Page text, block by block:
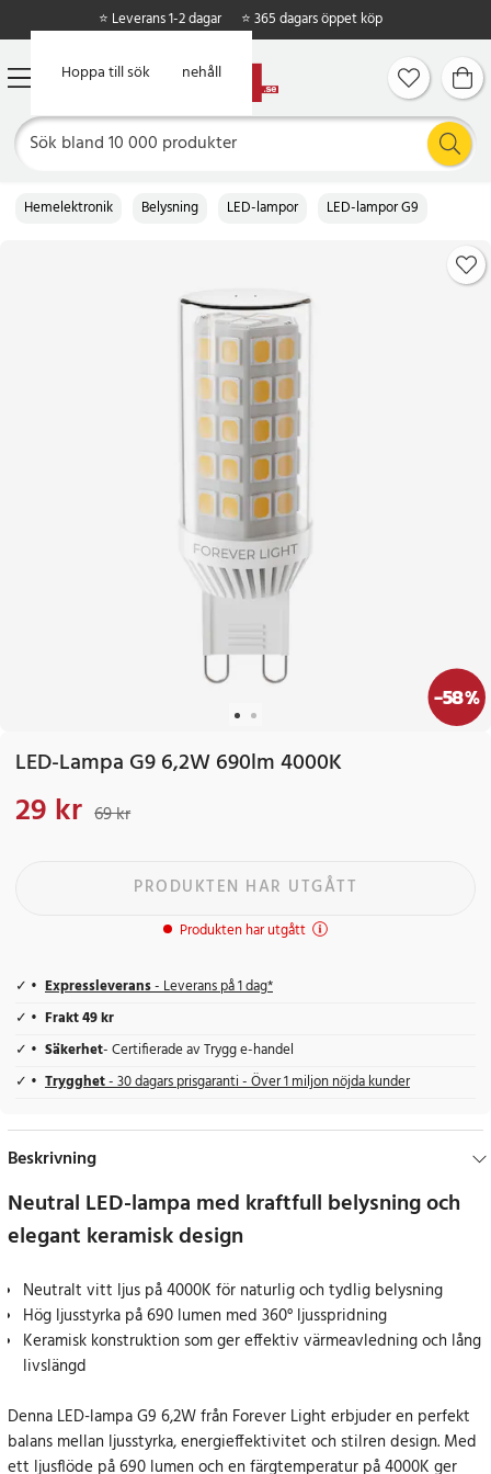
Hoppa till huvudinnehåll
Hoppa till sök
⭐ Leverans 1-2 dagar ⭐ 365 dagars öppet köp
Hemelektronik Belysning LED-lampor LED-lampor G9
-58%
LED-Lampa G9 6,2W 690lm 4000K
Nuvarande pris
29 kr 69 kr
PRODUKTEN HAR UTGÅTT
Produkten har utgått
Expressleverans- Leverans på 1 dag*
Frakt 49 kr
Säkerhet- Certifierade av Trygg e-handel
Trygghet- 30 dagars prisgaranti - Över 1 miljon nöjda kunder
Beskrivning
Neutral LED-lampa med kraftfull belysning och
elegant keramisk design
Neutralt vitt ljus på 4000K för naturlig och tydlig belysning
Hög ljusstyrka på 690 lumen med 360° ljusspridning
Keramisk konstruktion som ger effektiv värmeavledning och lång
livslängd
Denna LED-lampa G9 6,2W från Forever Light erbjuder en perfekt
balans mellan ljusstyrka, energieffektivitet och stilren design. Med
ett ljusflöde på 690 lumen och en färgtemperatur på 4000K ger